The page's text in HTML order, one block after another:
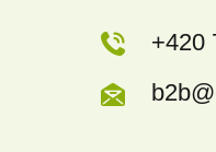
+420